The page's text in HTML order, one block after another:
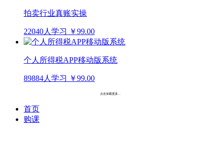
拍卖行业真账实操
22040人学习 ￥99.00
个人所得税APP移动版系统
89884人学习 ￥99.00
点击加载更多...
首页
购课